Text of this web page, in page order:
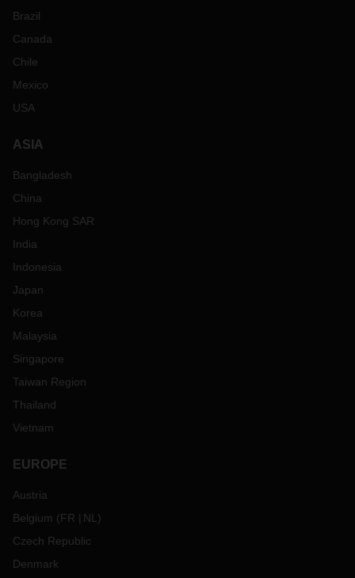
Brazil
Canada
Chile
Mexico
USA
ASIA
Bangladesh
China
Hong Kong SAR
India
Indonesia
Japan
Korea
Malaysia
Singapore
Taiwan Region
Thailand
Vietnam
EUROPE
Austria
Belgium (FR NL )
Czech Republic
Denmark